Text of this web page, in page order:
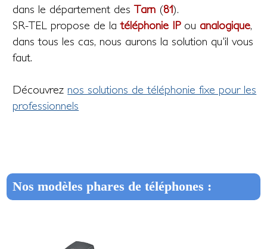
dans le département desTarn (81).
SR-TEL propose de latéléphonie IPou analogique,
dans tous les cas, nous aurons la solution qu'il vous
faut.
Découvrez nos solutions de téléphonie fixe pour les
professionnels
Nos modèles phares de téléphones :